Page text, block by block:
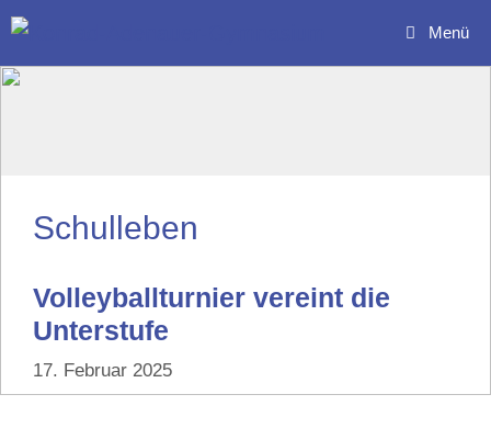
Zum
Inhalt
springen
Menü
Schulleben
Volleyballturnier vereint die
Unterstufe
17. Februar 2025